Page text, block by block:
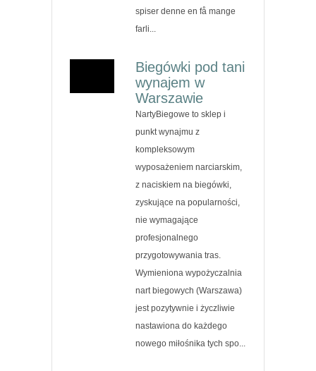
spiser denne en få mange
farli...
Biegówki pod tani
wynajem w
Warszawie
NartyBiegowe to sklep i
punkt wynajmu z
kompleksowym
wyposażeniem narciarskim,
z naciskiem na biegówki,
zyskujące na popularności,
nie wymagające
profesjonalnego
przygotowywania tras.
Wymieniona wypożyczalnia
nart biegowych (Warszawa)
jest pozytywnie i życzliwie
nastawiona do każdego
nowego miłośnika tych spo...